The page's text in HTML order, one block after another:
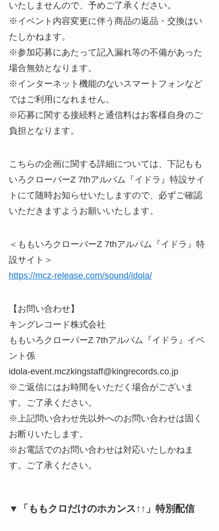
いたしませんので、予めご了承ください。
※イベント内容変更に伴う商品の返品・交換はい
たしかねます。
※参加応募にあたって記入漏れ等の不備があった
場合無効となります。
※インターネット機能のないスマートフォンなど
ではご利用になれません。
※応募に関する接続料と通信料はお客様自身のご
負担となります。
こちらの企画に関する詳細については、下記もも
いろクローバーZ 7thアルバム『イドラ』特設サイ
トにて随時お知らせいたしますので、必ずご確認
いただきますようお願いいたします。
＜ももいろクローバーZ 7thアルバム『イドラ』特
設サイト＞
https://mcz-release.com/sound/idola/
【お問い合わせ】
キングレコード株式会社
ももいろクローバーZ 7thアルバム『イドラ』イベ
ント係
idola-event.mczkingstaff@kingrecords.co.jp
※ご返信にはお時間をいただく場合がございま
す。ご了承ください。
※上記問い合わせ先以外へのお問い合わせは固く
お断りいたします。
※お電話でのお問い合わせは対応いたしかねま
す。ご了承ください。
▼「ももクロだけのホカンス↑↑」特別配信